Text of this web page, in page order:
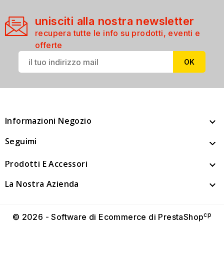
unisciti alla nostra newsletter
recupera tutte le info su prodotti, eventi e
offerte
Informazioni Negozio 
Seguimi 
Prodotti E Accessori 
La Nostra Azienda 
© 2026 - Software di Ecommerce di PrestaShopcp